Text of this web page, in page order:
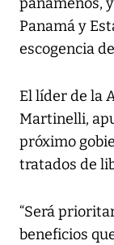
panameños,
Panamá y
escogencia
El líder de la
Martinelli,
próximo
tratados de
“Será
beneficios